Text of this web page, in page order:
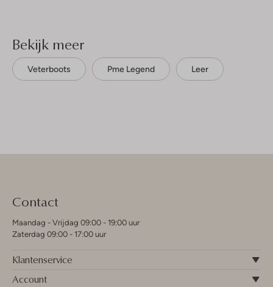
Bekijk meer
Veterboots Pme Legend Leer
Contact
Maandag - Vrijdag 09:00 - 19:00 uur
Zaterdag 09:00 - 17:00 uur
Klantenservice
Account